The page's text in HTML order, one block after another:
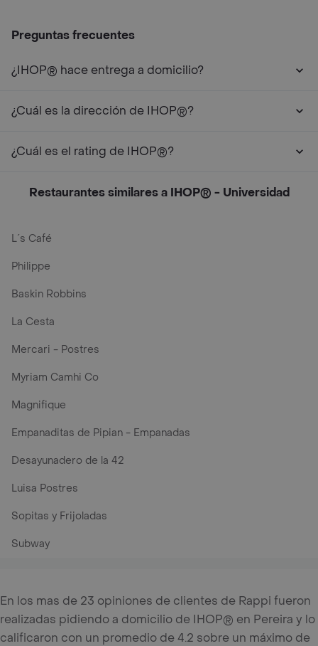
Preguntas frecuentes
¿IHOP® hace entrega a domicilio?
¿Cuál es la dirección de IHOP®?
¿Cuál es el rating de IHOP®?
Restaurantes similares a IHOP® - Universidad
L´s Café
Philippe
Baskin Robbins
La Cesta
Mercari - Postres
Myriam Camhi Co
Magnifique
Empanaditas de Pipian - Empanadas
Desayunadero de la 42
Luisa Postres
Sopitas y Frijoladas
Subway
En los mas de 23 opiniones de clientes de Rappi fueron
realizadas pidiendo a domicilio de IHOP® en Pereira y lo
calificaron con un promedio de 4.2 sobre un máximo de